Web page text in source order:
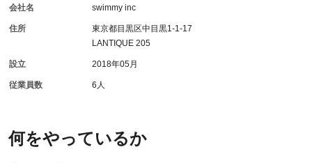
何をやっているか
会社名 swimmy inc
住所
東京都目黒区中目黒1-1-17
LANTIQUE 205
設立 2018年05月
従業員数 6人